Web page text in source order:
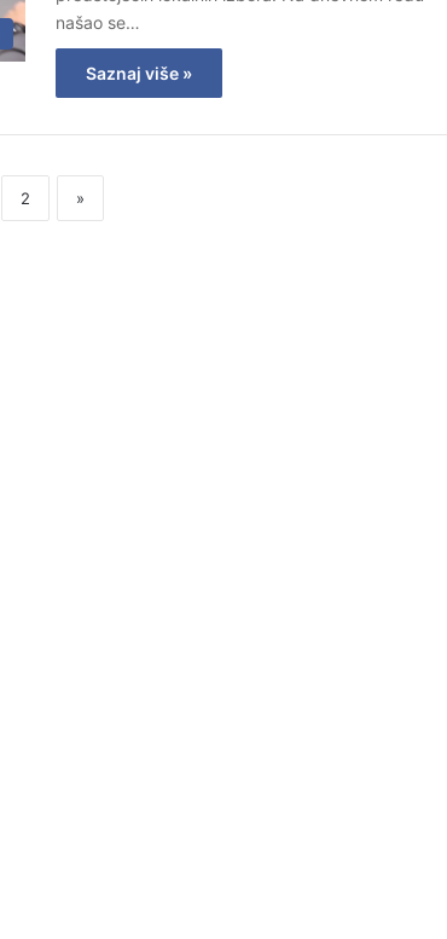
našao se…
Saznaj više »
2 »